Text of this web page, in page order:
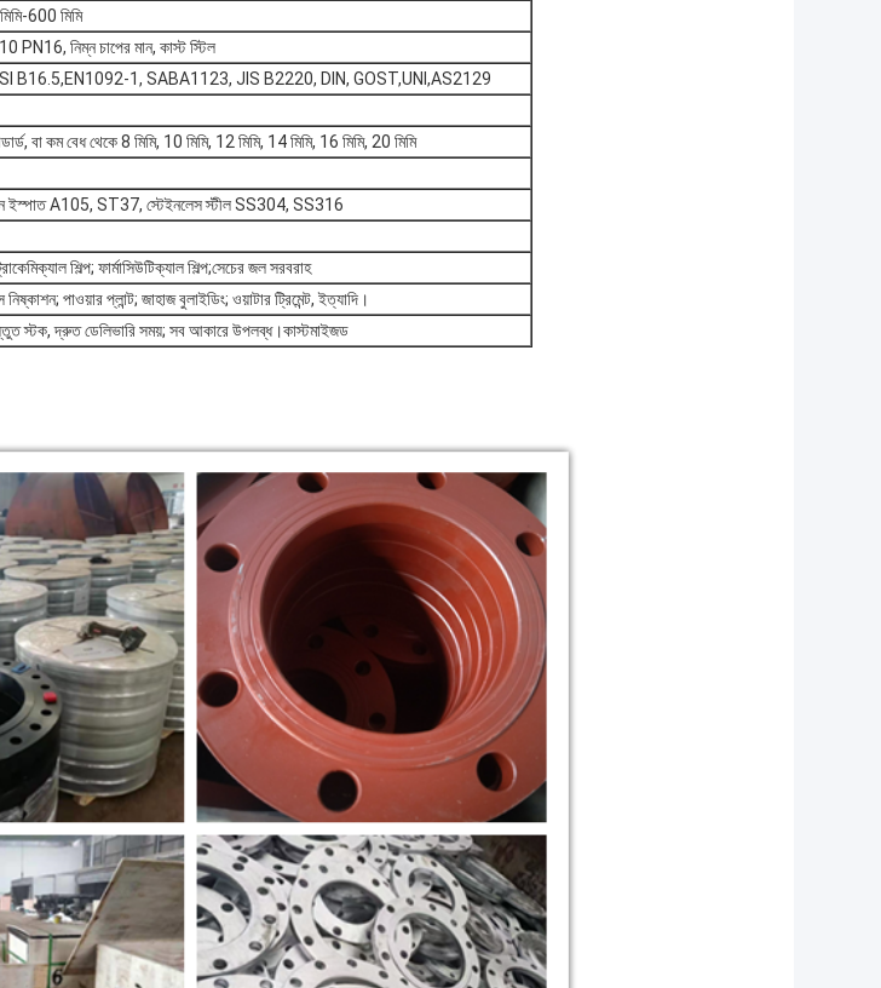
600 মিমি
PN16, নিম্ন চাপের মান, কাস্ট স্টিল
B16.5,EN1092-1, SABA1123, JIS B2220, DIN, GOST,UNI,AS2129
বা কম বেধ থেকে 8 মিমি, 10 মিমি, 12 মিমি, 14 মিমি, 16 মিমি, 20 মিমি
ইস্পাত A105, ST37, স্টেইনলেস স্টীল SS304, SS316
শিল্প; ফার্মাসিউটিক্যাল শিল্প;সেচের জল সরবরাহ
নিষ্কাশন; পাওয়ার প্লান্ট; জাহাজ বুলাইডিং; ওয়াটার ট্রিমেন্ট, ইত্যাদি।
স্টক, দ্রুত ডেলিভারি সময়; সব আকারে উপলব্ধ।কাস্টমাইজড